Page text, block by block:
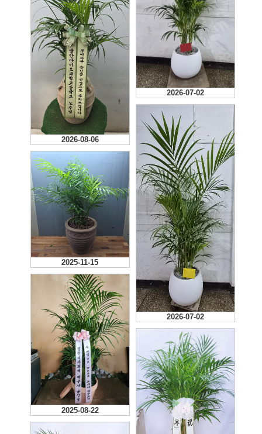
2026-08-06
2026-07-02
2026-07-02
2025-11-15
2025-08-22